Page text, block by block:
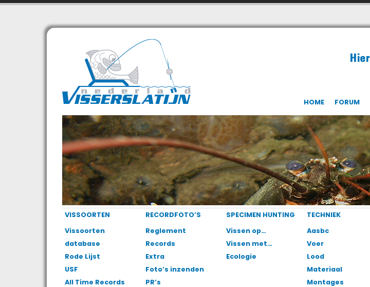
HOME FORUM
VISSOORTEN
Vissoorten
database
Rode Lijst
USF
All Time Records
RECORDFOTO’S
Reglement
Records
Extra
Foto’s inzenden
PR’s
SPECIMEN HUNTING
Vissen op…
Vissen met…
Ecologie
TECHNIEK
Aasbc
Voer
Lood
Materiaal
Montages